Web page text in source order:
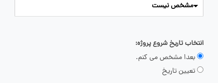
مشخص نیست
انتخاب تاریخ شروع پروژه:
بعدا مشخص می کنم.
تعیین تاریخ